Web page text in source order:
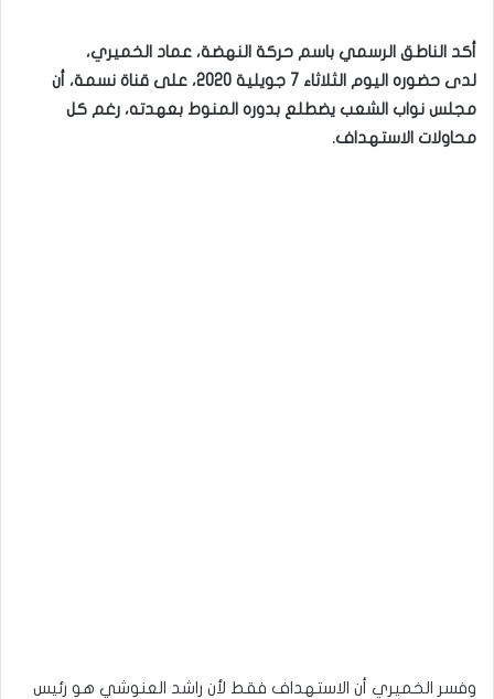
أكد الناطق الرسمي باسم حركة النهضة، عماد الخميري،
لدى حضوره اليوم الثلاثاء 7 جويلية 2020، على قناة نسمة، أن
مجلس نواب الشعب يضطلع بدوره المنوط بعهدته، رغم كل
محاولات الاستهداف.
وفسر الخميري أن الاستهداف فقط لأن راشد العنوشي هو رئيس